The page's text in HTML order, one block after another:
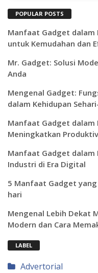
POPULAR POSTS
Manfaat Gadget dalam
untuk Kemudahan dan
Mr. Gadget: Solusi
Anda
Mengenal Gadget:
dalam Kehidupan
Manfaat Gadget dalam
Meningkatkan
Manfaat Gadget dalam
Industri di Era Digital
5 Manfaat Gadget
hari
Mengenal Lebih Dekat
Modern dan Cara
LABEL
Advertorial